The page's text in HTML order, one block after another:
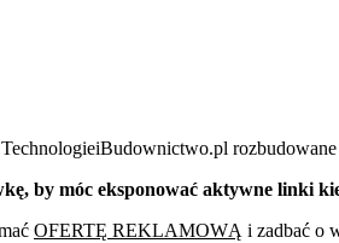
by móc eksponować aktywne linki
OFERTĘ REKLAMOWĄ i zadbać o